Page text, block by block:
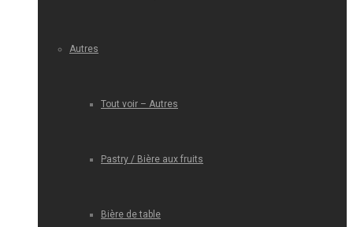
Autres
Tout voir – Autres
Pastry / Bière aux fruits
Bière de table